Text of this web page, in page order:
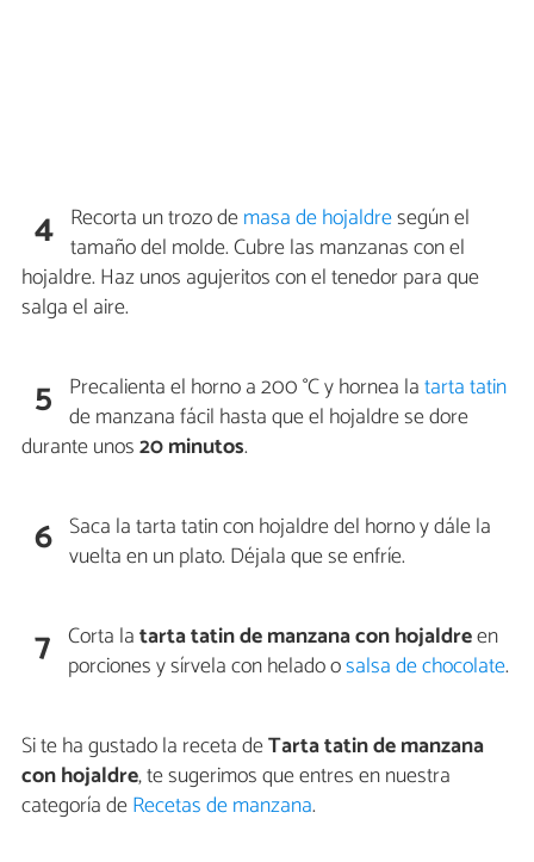
4 Recorta un trozo demasa de hojaldresegún el
tamaño del molde. Cubre las manzanas con el
hojaldre. Haz unos agujeritos con el tenedor para que
salga el aire.
5 Precalienta el horno a 200 °C y hornea latarta tatin
de manzana fácil hasta que el hojaldre se dore
durante unos20 minutos.
6 Saca la tarta tatin con hojaldre del horno y dále la
vuelta en un plato. Déjala que se enfríe.
7 Corta latarta tatin de manzana con hojaldreen
porciones y sírvela con helado osalsa de chocolate.
Si te ha gustado la receta deTarta tatin de manzana
con hojaldre, te sugerimos que entres en nuestra
categoría deRecetas de manzana.